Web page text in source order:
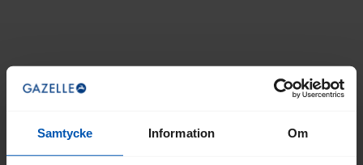
Samtycke Information Om